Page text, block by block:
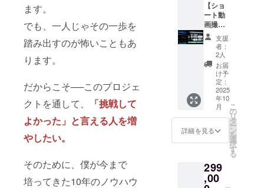
ます。
でも、一人じゃその一歩を
踏み出すのが怖いこともあ
ります。
だからこそ──このプロジェ
クトを通して、
「挑戦して
よかった」と言える人を増
やしたい。
そのために、僕が今まで
培ってきた10年のノウハウ
受講方
法：オ
ンライ
ン
（Zoom
）を使
用しま
す。 ●
こんな
方にお
すすめ
・受験
資格取
得に挑
い方 ・
学習に
対して
とっ
しー公
式LINE
にて、
あなた
のサー
ビス・
講座・
イベン
トなど
を1回ご
紹介 ●
方にお
すすめ
げたい
商品・
×１回）
・東京
近郊で
開催予
定（詳
細は後
日ご案
内） ・
有効期
限：
2025年
12月24
SNS、
ビジネ
となど
自由に
様々な
シーン
でご活
用いた
だけま
す。 ●
講演
テーマ
例 ・
フォロ
ワー0か
ら始め
るSNS
の伸ば
と“信頼
され
経験・
ノウハ
ウ・ス
トー
リー
を“あな
たの
場”で発
信し、
仲間や
フォロ
ワー、
お客さ
まに
望」を
届けま
せん
情報発
信で多
くの支
持を集
めてき
たとっ
しー
が、 “あ
なたの
魅力”を
読者・
フォロ
ワーに
届ける
お手伝
いをし
● 宣伝
内容 以
下3媒体
動・
サービ
ス・コ
ンテン
ツを、
とっ
しーが
「TikTo
Instagr
am／
YouTub
e」のい
ずれか
の媒体
で1本の
稿とし
てご紹
介しま
【ショ
ート動
画撮影
代行
（10本
パッ
ク）】
＼ あな
たの魅
力を、
プロの
で“形”
にしま
す ／
「何を
いいか
分から
な
支援
者：
2人
お届
け予
定：
2025
年10
月
詳細を見る
こ
の
リ
タ
ー
ン
を
選
択
す
る
299
,00